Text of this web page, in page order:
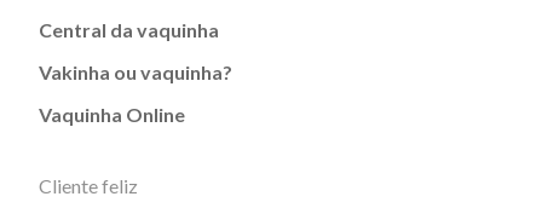
Central da vaquinha
Vakinha ou vaquinha?
Vaquinha Online
Cliente feliz